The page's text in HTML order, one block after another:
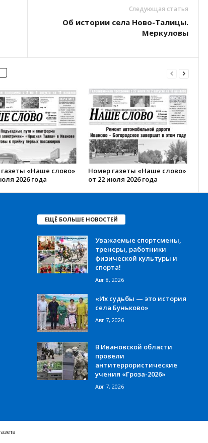
Следующая статья
Об истории села Ново-Талицы.
Меркуловы
«Наше слово»
2026 года
Номер газеты «Наше слово»
от 22 июля 2026 года
ЕЩЁ БОЛЬШЕ НОВОСТЕЙ
Уважаемые спортсмены,
тренеры, работники
физической культуры и
спорта!
Авг 8, 2026
«Их судьбы — это история
села Буньково»
Авг 7, 2026
В Ивановской области
провели
антитеррористические
учения «Гроза-2026»
Авг 7, 2026